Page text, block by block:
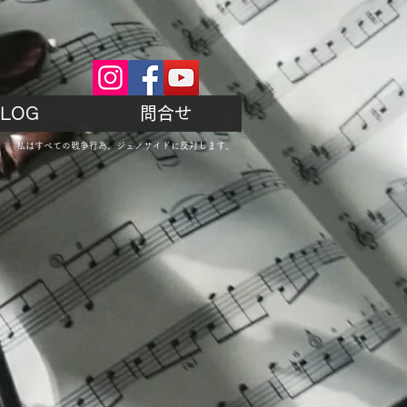
問合せ
私はすべての戦争行為、ジェノサイドに反対します。